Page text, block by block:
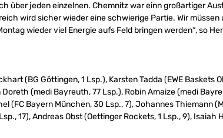
über jeden einzelnen. Chemnitz war einn großartiger
wird sicher wieder eine schwierige Partie. Wir müssen
wieder viel Energie aufs Feld bringen werden“, so
(BG Göttingen, 1 Lsp.), Karsten Tadda (EWE Baskets
Doreth (medi Bayreuth, 77 Lsp.), Robin Amaize (medi
(FC Bayern München, 30 Lsp., 7), Johannes Thiemann
17), Andreas Obst (Oettinger Rockets, 1 Lsp., 9),